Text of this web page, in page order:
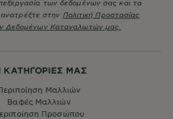
ΚΑΤΗΓΟΡΙΕΣ ΜΑΣ
Μαλλιών
Βαφές Μαλλιών
Προσώπου
των δεδομένων σας και τα
στην Πολιτική Προστασίας
Δεδομένων Καταναλωτών μας.